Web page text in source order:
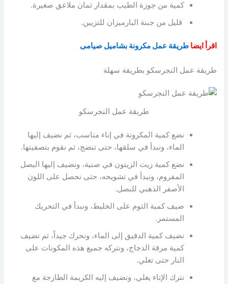
كمية من جوزة الطيب بمقدار ثمان ملاعق صغيرة.
قليل من جبنة البارميزان للتزيين.
اقرأ ايضاطريقة عمل مكرونة بشاميل صيامى
طريقة عمل النجرسكو بطريقة سهلة
طريقة عمل النجرسكو
نضع كمية المكرونة في إناء مناسب، ثم نضيف إليها
الماء، ونبدأ في سلقها، حتى تنضج، ثم نقوم بتصفيتها.
نضع كمية زيت الزيتون في صنية، ونضيف إليها البصل
المفروم، ونبدأ في تشويحه، حتى نحصل على اللون
الأصفر الذهبي للبصل.
ضيف كمية الثوم على الخليط، ونبدأ في التحريك
المستمر.
نضيف كمية الدقيق إلى الماء، ونحرك جيداً، ثم نضيف
كمية مرقة الدجاج، ونتركه جميع هذه المكونات على
النار حتى تغلي.
نترك الإناء يغلي، ونضيف إليه الكريمة الطازجة مع